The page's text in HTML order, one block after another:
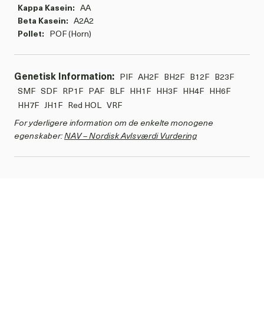
Kappa Kasein: AA
Beta Kasein: A2A2
Pollet: POF (Horn)
Genetisk Information: PIF AH2F BH2F B12F B23F
SMF SDF RP1F PAF BLF HH1F HH3F HH4F HH6F
HH7F JH1F Red HOL VRF
For yderligere information om de enkelte monogene
egenskaber:NAV – Nordisk Avlsværdi Vurdering